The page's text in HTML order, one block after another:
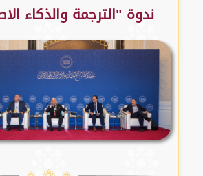
ندوة "الترجمة والذكاء